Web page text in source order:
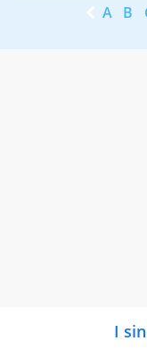
A B
I